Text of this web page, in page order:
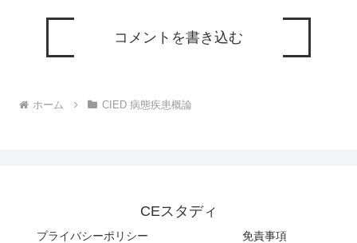
コメントを書き込む
ホーム CIED 病態疾患概論
CEスタディ
プライバシーポリシー
免責事項